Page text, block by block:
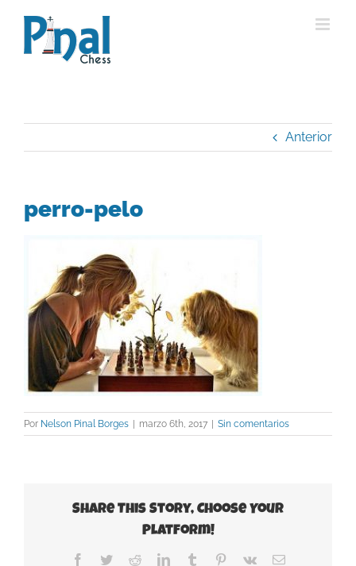
contenido
Anterior
perro-pelo
Por Nelson Pinal Borges | marzo 6th, 2017 | Sin comentarios
Share This Story, Choose Your
Platform!
Facebook
TwitterRedditLinkedInTumblr Pinterest
Vk
Correo